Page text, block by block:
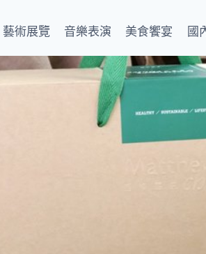
藝術展覽 音樂表演 美食饗宴 國